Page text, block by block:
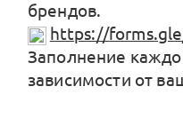
брендов.
https://
Заполнение
зависимости от